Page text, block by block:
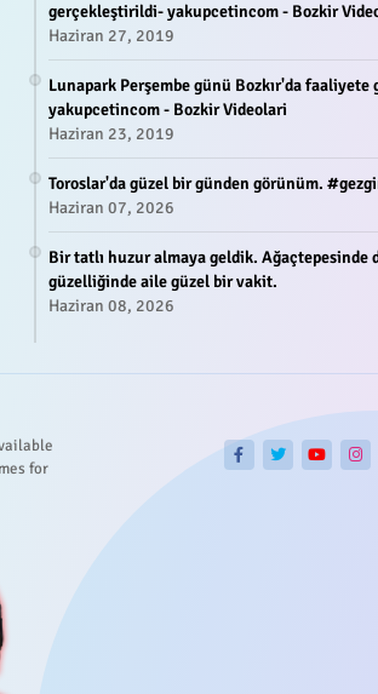
gerçekleştirildi- yakupcetincom - Bozkir
Haziran 27, 2019
Lunapark Perşembe günü Bozkır'da faaliyete
yakupcetincom - Bozkir Videolari
Haziran 23, 2019
Toroslar'da güzel bir günden görünüm.
Haziran 07, 2026
Bir tatlı huzur almaya geldik. Ağaçtepesinde
güzelliğinde aile güzel bir vakit.
Haziran 08, 2026
for